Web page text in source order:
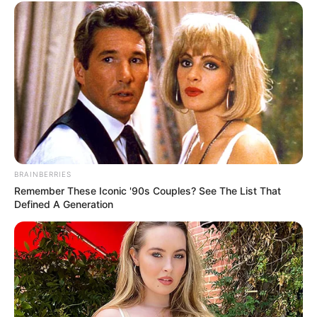
declaró el Presidente Duque.
Lea también:En Montería se reactivó la vacunación de
menores de 3 a 11 años
Asimismo, el Jefe de Estado expresó que Guajira 1 y los
demás parques eólicos que se construirán en Colombia,
así como las granjas solares y otras energías renovables
no convencionales constituyen la revolución y transición
energética que lidera su Gobierno.Un cambio
del covid-19.
COMPARTIR
ALERTA BOGOTÁ EN GOOGLE NEWS
BRAINBERRIES
Remember These Iconic '90s Couples? See The List That
Defined A Generation